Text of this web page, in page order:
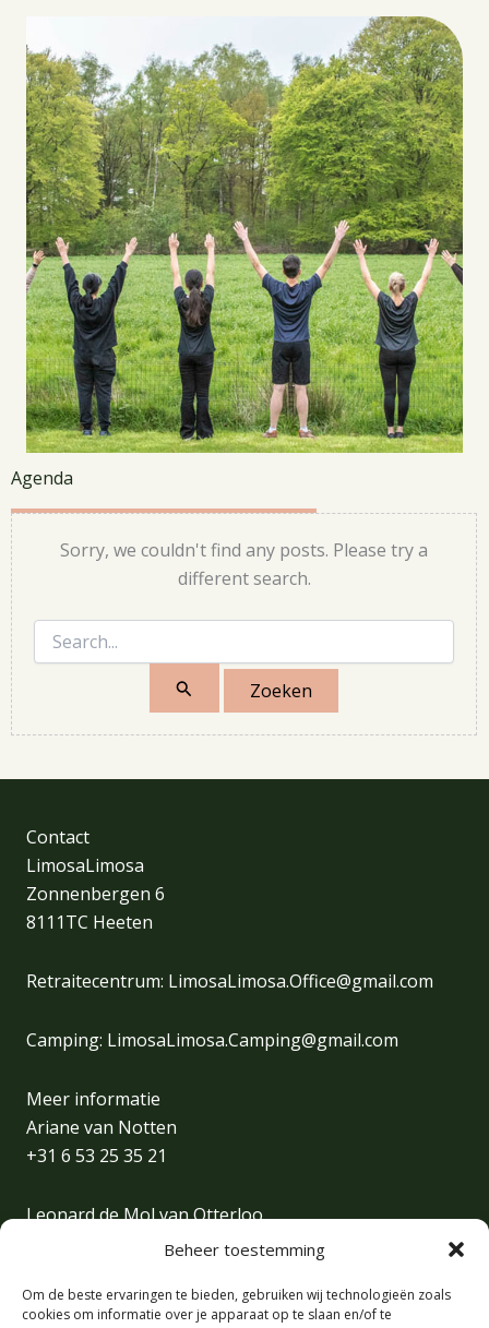
Beheer toestemming
Om de beste ervaringen te bieden, gebruiken wij technologieën zoals
cookies om informatie over je apparaat op te slaan en/of te
Agenda
Sorry, we couldn't find any posts. Please try a
different search.
Zoek
naar:
Contact
LimosaLimosa
Zonnenbergen 6
8111TC Heeten
Retraitecentrum: LimosaLimosa.Office@gmail.com
Camping: LimosaLimosa.Camping@gmail.com
Meer informatie
Ariane van Notten
+31 6 53 25 35 21
Leonard de Mol van Otterloo
+31 6 30 31 46 23
Brenda François | Office manager/Sales